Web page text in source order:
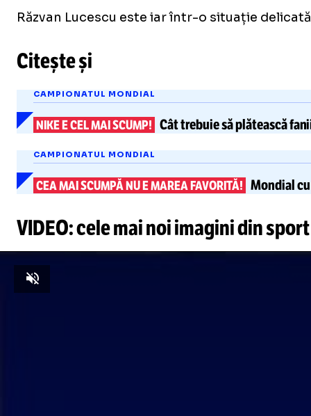
Răzvan Lucescu este iar într-o situație
Citește și
CAMPIONATUL MONDIAL
NIKE E CEL MAI SCUMP! Cât trebuie să plătească
CAMPIONATUL MONDIAL
CEA MAI SCUMPĂ NU E MAREA FAVORITĂ! Mondial
VIDEO: cele mai noi imagini din sport
window.
Unmute